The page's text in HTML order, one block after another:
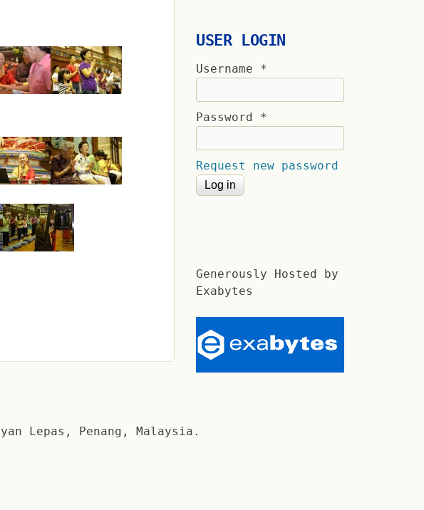
USER LOGIN
Username *
Password *
Request new password
Generously Hosted by
Exabytes
Lepas, Penang, Malaysia.